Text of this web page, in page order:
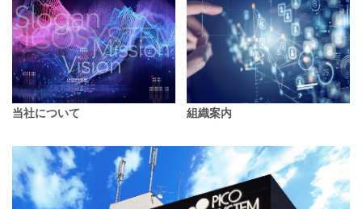
当社について 組織案内